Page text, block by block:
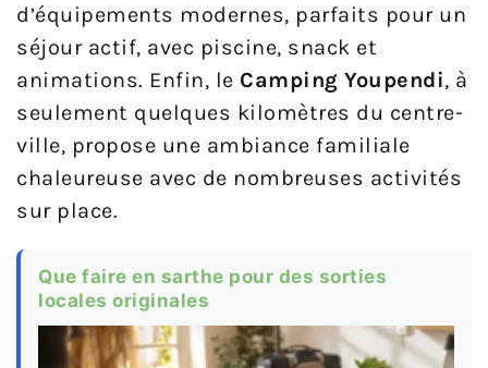
d’équipements modernes, parfaits pour un
séjour actif, avec piscine, snack et
animations. Enfin, le Camping Youpendi, à
seulement quelques kilomètres du centre-
ville, propose une ambiance familiale
chaleureuse avec de nombreuses activités
sur place.
Que faire en sarthe pour des sorties
locales originales